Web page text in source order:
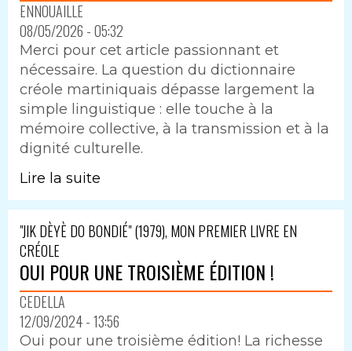
ENNOUAILLE
08/05/2026 - 05:32
Merci pour cet article passionnant et
nécessaire. La question du dictionnaire
créole martiniquais dépasse largement la
simple linguistique : elle touche à la
mémoire collective, à la transmission et à la
dignité culturelle.
Lire la suite
"JIK DÈYÈ DO BONDIÉ" (1979), MON PREMIER LIVRE EN
CRÉOLE
OUI POUR UNE TROISIÈME ÉDITION !
CEDELLA
12/09/2024 - 13:56
Oui pour une troisième édition! La richesse